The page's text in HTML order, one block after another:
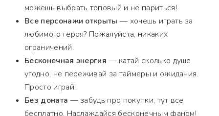
можешь выбрать топовый и не париться!
Все персонажи открыты — хочешь играть за
любимого героя? Пожалуйста, никаких
ограничений.
Бесконечная энергия — катай сколько душе
угодно, не переживай за таймеры и ожидания.
Просто играй!
Без доната — забудь про покупки, тут все
бесплатно. Наслаждайся бесконечным фаном!